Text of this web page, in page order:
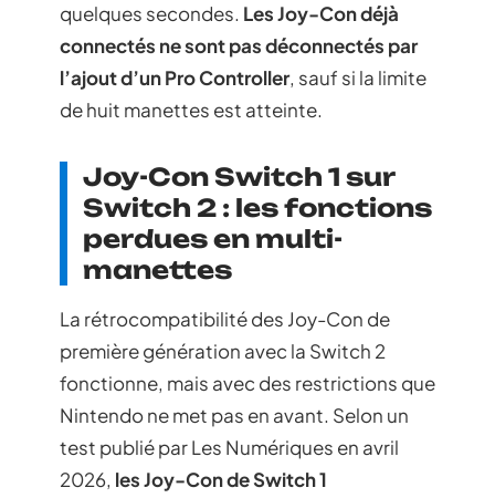
quelques secondes. Les Joy-Con déjà
connectés ne sont pas déconnectés par
l’ajout d’un Pro Controller, sauf si la limite
de huit manettes est atteinte.
Joy-Con Switch 1 sur
Switch 2 : les fonctions
perdues en multi-
manettes
La rétrocompatibilité des Joy-Con de
première génération avec la Switch 2
fonctionne, mais avec des restrictions que
Nintendo ne met pas en avant. Selon un
test publié par Les Numériques en avril
2026, les Joy-Con de Switch 1